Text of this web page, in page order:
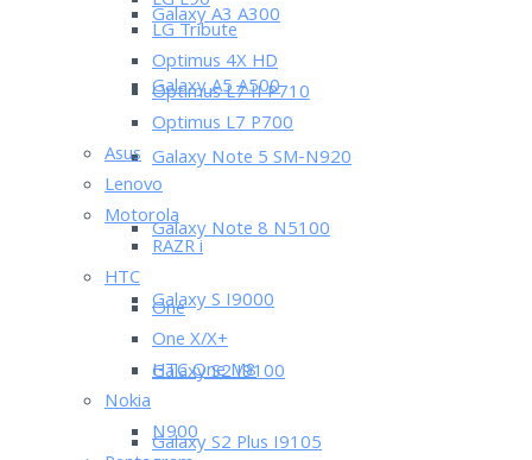
Galaxy A3 A300
Galaxy A5 A500
Galaxy Note 5 SM-N920
Galaxy Note 8 N5100
Galaxy S I9000
Galaxy S2 I9100
Galaxy S2 Plus I9105
LG Tribute
Optimus 4X HD
Optimus L7 II P710
Optimus L7 P700
Asus
Lenovo
Motorola
RAZR i
HTC
One
One X/X+
HTC One M8
Nokia
N900